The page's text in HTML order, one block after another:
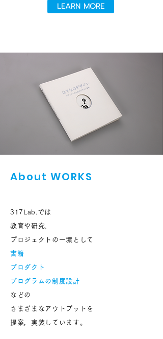
LEARN MORE
About WORKS
317Lab.では
教育や研究，
プロジェクトの一環として
書籍
プロダクト
プログラムの制度設計
などの
さまざまなアウトプットを
提案，実装しています。